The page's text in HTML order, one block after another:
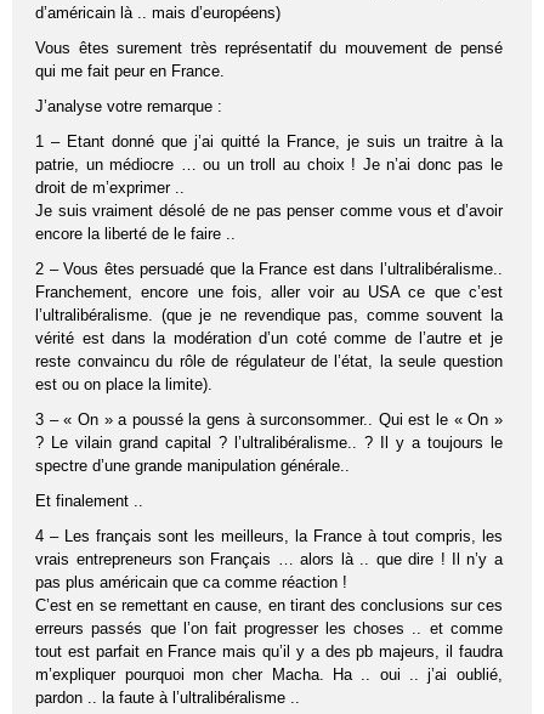
d’américain là .. mais d’européens)
Vous êtes surement très représentatif du mouvement de pensé
qui me fait peur en France.
J’analyse votre remarque :
1 – Etant donné que j’ai quitté la France, je suis un traitre à la
patrie, un médiocre … ou un troll au choix ! Je n’ai donc pas le
droit de m’exprimer ..
Je suis vraiment désolé de ne pas penser comme vous et d’avoir
encore la liberté de le faire ..
2 – Vous êtes persuadé que la France est dans l’ultralibéralisme..
Franchement, encore une fois, aller voir au USA ce que c’est
l’ultralibéralisme. (que je ne revendique pas, comme souvent la
vérité est dans la modération d’un coté comme de l’autre et je
reste convaincu du rôle de régulateur de l’état, la seule question
est ou on place la limite).
3 – « On » a poussé la gens à surconsommer.. Qui est le « On »
? Le vilain grand capital ? l’ultralibéralisme.. ? Il y a toujours le
spectre d’une grande manipulation générale..
Et finalement ..
4 – Les français sont les meilleurs, la France à tout compris, les
vrais entrepreneurs son Français … alors là .. que dire ! Il n’y a
pas plus américain que ca comme réaction !
C’est en se remettant en cause, en tirant des conclusions sur ces
erreurs passés que l’on fait progresser les choses .. et comme
tout est parfait en France mais qu’il y a des pb majeurs, il faudra
m’expliquer pourquoi mon cher Macha. Ha .. oui .. j’ai oublié,
pardon .. la faute à l’ultralibéralisme ..